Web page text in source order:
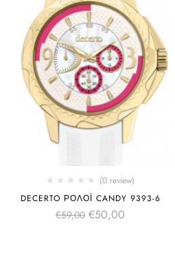
(0 review)
DECERTO ΡΟΛΌΙ CANDY 9393-6
€59,00 €50,00